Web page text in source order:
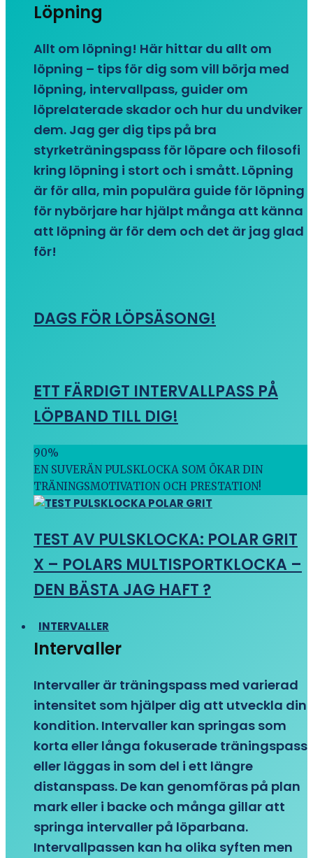
Löpning
Allt om löpning! Här hittar du allt om
löpning – tips för dig som vill börja med
löpning, intervallpass, guider om
löprelaterade skador och hur du undviker
dem. Jag ger dig tips på bra
styrketräningspass för löpare och filosofi
kring löpning i stort och i smått. Löpning
är för alla, min populära guide för löpning
för nybörjare har hjälpt många att känna
att löpning är för dem och det är jag glad
för!
DAGS FÖR LÖPSÄSONG!
ETT FÄRDIGT INTERVALLPASS PÅ
LÖPBAND TILL DIG!
90%
EN SUVERÄN PULSKLOCKA SOM ÖKAR DIN
TRÄNINGSMOTIVATION OCH PRESTATION!
TEST AV PULSKLOCKA: POLAR GRIT
X – POLARS MULTISPORTKLOCKA –
DEN BÄSTA JAG HAFT ?
INTERVALLER
Intervaller
Intervaller är träningspass med varierad
intensitet som hjälper dig att utveckla din
kondition. Intervaller kan springas som
korta eller långa fokuserade träningspass
eller läggas in som del i ett längre
distanspass. De kan genomföras på plan
mark eller i backe och många gillar att
springa intervaller på löparbana.
Intervallpassen kan ha olika syften men